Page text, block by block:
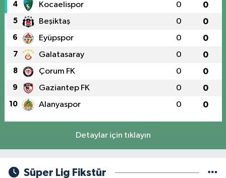
4 Kocaelispor 0 0
5 Beşiktaş 0 0
6 Eyüpspor 0 0
7 Galatasaray 0 0
8 Çorum FK 0 0
9 Gaziantep FK 0 0
10 Alanyaspor 0 0
Detaylar için tıklayın
Süper Lig Fikstür